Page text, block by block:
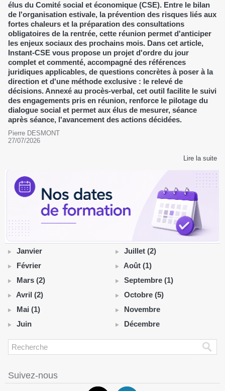
élus du Comité social et économique (CSE). Entre le bilan
de l'organisation estivale, la prévention des risques liés aux
fortes chaleurs et la préparation des consultations
obligatoires de la rentrée, cette réunion permet d'anticiper
les enjeux sociaux des prochains mois. Dans cet article,
Instant-CSE vous propose un projet d'ordre du jour
complet et commenté, accompagné des références
juridiques applicables, de questions concrètes à poser à la
direction et d'une méthode exclusive : le relevé de
décisions. Annexé au procès-verbal, cet outil facilite le suivi
des engagements pris en réunion, renforce le pilotage du
dialogue social et permet aux élus de mesurer, séance
après séance, l'avancement des actions décidées.
Pierre DESMONT
27/07/2026
Lire la suite
Janvier
Février
Mars (2)
Avril (2)
Mai (1)
Juin
Juillet (2)
Août (1)
Septembre (1)
Octobre (5)
Novembre
Décembre
Suivez-nous